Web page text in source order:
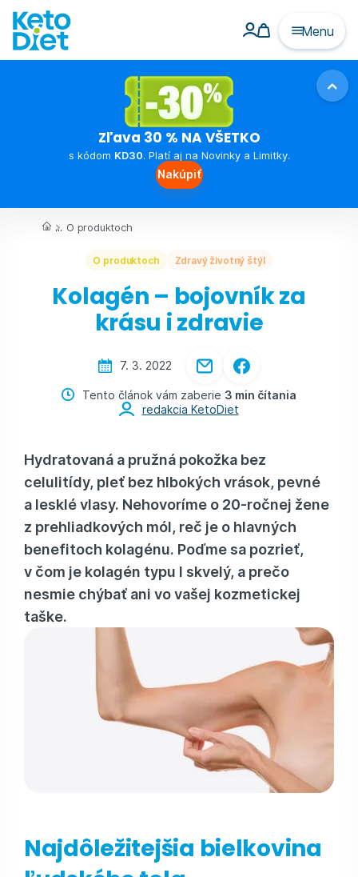
Menu
Zľava 30 % NA VŠETKO
s kódom KD30. Platí aj na Novinky a Limitky.
Nakúpiť
... O produktoch
O produktoch Zdravý životný štýl
Kolagén – bojovník za
krásu i zdravie
7. 3. 2022
Tento článok vám zaberie 3 min čítania
redakcia KetoDiet
Hydratovaná a pružná pokožka bez
celulitídy, pleť bez hlbokých vrások, pevné
a lesklé vlasy. Nehovoríme o 20-ročnej žene
z prehliadkových mól, reč je o hlavných
benefitoch kolagénu. Poďme sa pozrieť,
v čom je kolagén typu I skvelý, a prečo
nesmie chýbať ani vo vašej kozmetickej
taške.
Najdôležitejšia bielkovina